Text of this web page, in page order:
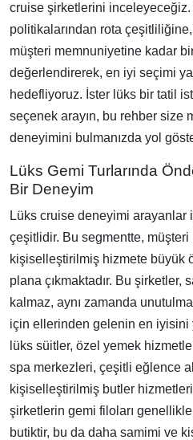
cruise şirketlerini inceleyeceğiz.
politikalarından rota
müşteri memnuniyetine kadar
değerlendirerek, en iyi seçimi
hedefliyoruz. İster lüks bir tatil
seçenek arayın, bu rehber size
deneyimini bulmanızda yol
Lüks Gemi Turlarında
Bir Deneyim
Lüks cruise deneyimi arayanlar
çeşitlidir. Bu segmentte,
kişiselleştirilmiş hizmete büyük
plana çıkmaktadır. Bu şirketler,
kalmaz, aynı zamanda
için ellerinden gelenin en iyisini
lüks süitler, özel yemek
spa merkezleri, çeşitli eğlence
kişiselleştirilmiş butler
şirketlerin gemi filoları
butiktir, bu da daha samimi ve